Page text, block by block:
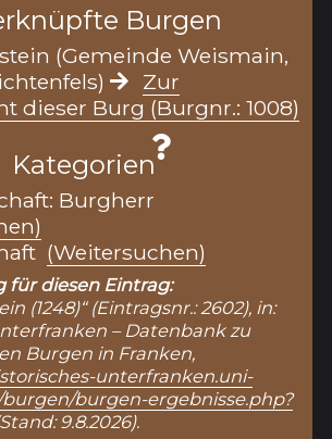
Burgen
(Gemeinde Weismain,
Zur
dieser Burg (Burgnr.: 1008)
Kategorien
Burgherr
(Weitersuchen)
für diesen Eintrag:
(1248)“ (Eintragsnr.: 2602), in:
– Datenbank zu
Burgen in Franken,
unterfranken.uni-
burgen-ergebnisse.php?
9.8.2026).